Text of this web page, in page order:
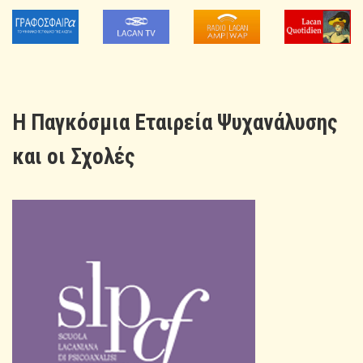
H Παγκόσμια Εταιρεία Ψυχανάλυσης
και οι Σχολές